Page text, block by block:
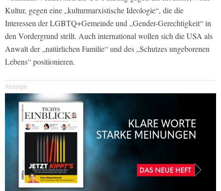
Kultur, gegen eine „kulturmarxistische Ideologie“, die die
Interessen der LGBTQ+Gemeinde und „Gender-Gerechtigkeit“ in
den Vordergrund stellt. Auch international wollen sich die USA als
Anwalt der „natürlichen Familie“ und des „Schutzes ungeborenen
Lebens“ positionieren.
Anzeige